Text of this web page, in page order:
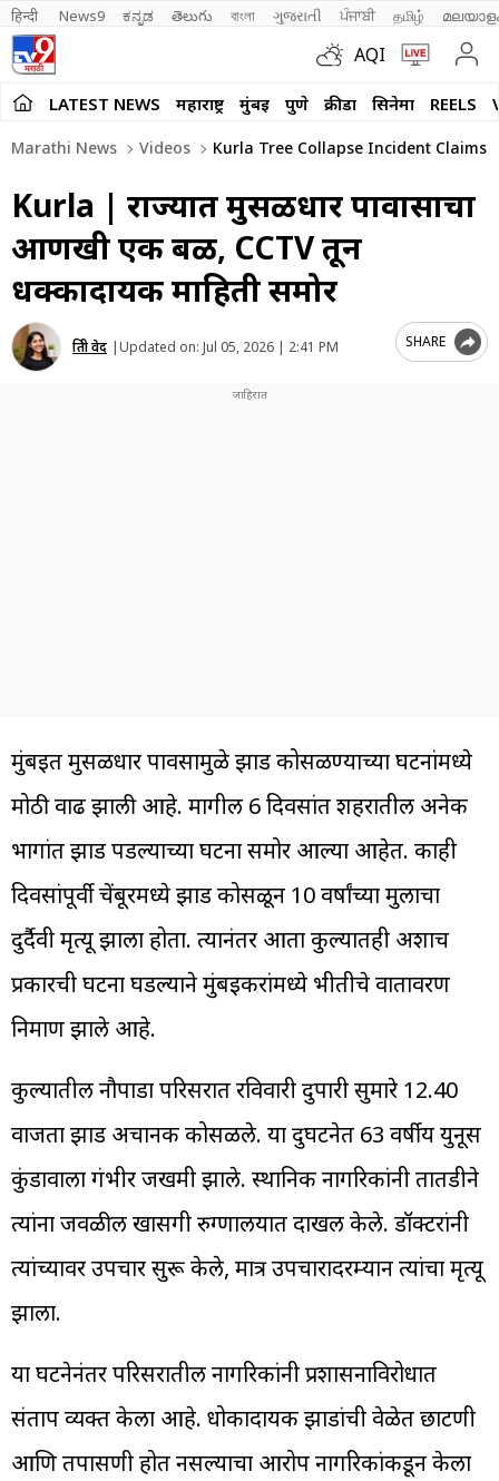
हिन्दी News9 ಕನ್ನಡ తెలుగు বাংলা ગુજરાતી ਪੰਜਾਬੀ தமிழ்
AQI
LATEST NEWS महाराष्ट्र मुंबई पुणे क्रीडा सिनेमा REELS
Marathi News Videos Kurla Tree Collapse Incident Claims
Kurla | राज्यात मुसळधार पावासाचा
आणखी एक बळी, CCTV तून
धक्कादायक माहिती समोर
प्रिती वेद |Updated on: Jul 05, 2026 | 2:41 PM SHARE
मुंबईत मुसळधार पावसामुळे झाड कोसळण्याच्या घटनांमध्ये
मोठी वाढ झाली आहे. मागील 6 दिवसांत शहरातील अनेक
भागांत झाड पडल्याच्या घटना समोर आल्या आहेत. काही
दिवसांपूर्वी चेंबूरमध्ये झाड कोसळून 10 वर्षांच्या मुलाचा
दुर्दैवी मृत्यू झाला होता. त्यानंतर आता कुर्ल्यातही अशाच
प्रकारची घटना घडल्याने मुंबईकरांमध्ये भीतीचे वातावरण
निर्माण झाले आहे.
कुर्ल्यातील नौपाडा परिसरात रविवारी दुपारी सुमारे 12.40
वाजता झाड अचानक कोसळले. या दुर्घटनेत 63 वर्षीय युनूस
कुंडावाला गंभीर जखमी झाले. स्थानिक नागरिकांनी तातडीने
त्यांना जवळील खासगी रुग्णालयात दाखल केले. डॉक्टरांनी
त्यांच्यावर उपचार सुरू केले, मात्र उपचारादरम्यान त्यांचा मृत्यू
झाला.
या घटनेनंतर परिसरातील नागरिकांनी प्रशासनाविरोधात
संताप व्यक्त केला आहे. धोकादायक झाडांची वेळेत छाटणी
आणि तपासणी होत नसल्याचा आरोप नागरिकांकडून केला